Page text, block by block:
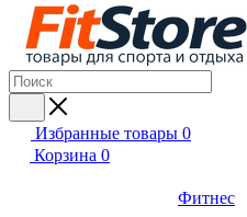
Избранные товары 0
Корзина 0
Фитнес